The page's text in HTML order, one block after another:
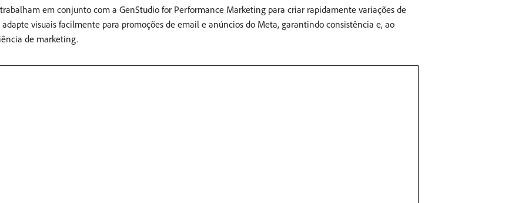
trabalham em conjunto com a GenStudio for Performance Marketing para criar rapidamente variações de
visuais facilmente para promoções de email e anúncios do Meta, garantindo consistência e, ao
de marketing.